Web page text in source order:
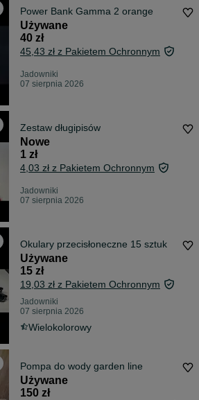
Power Bank Gamma 2 orange
Używane
40 zł
45,43 zł z Pakietem Ochronnym
Jadowniki
07 sierpnia 2026
Zestaw długipisów
Nowe
1 zł
4,03 zł z Pakietem Ochronnym
Jadowniki
07 sierpnia 2026
Okulary przecisłoneczne 15 sztuk
Używane
15 zł
19,03 zł z Pakietem Ochronnym
Jadowniki
07 sierpnia 2026
Wielokolorowy
Pompa do wody garden line
Używane
150 zł